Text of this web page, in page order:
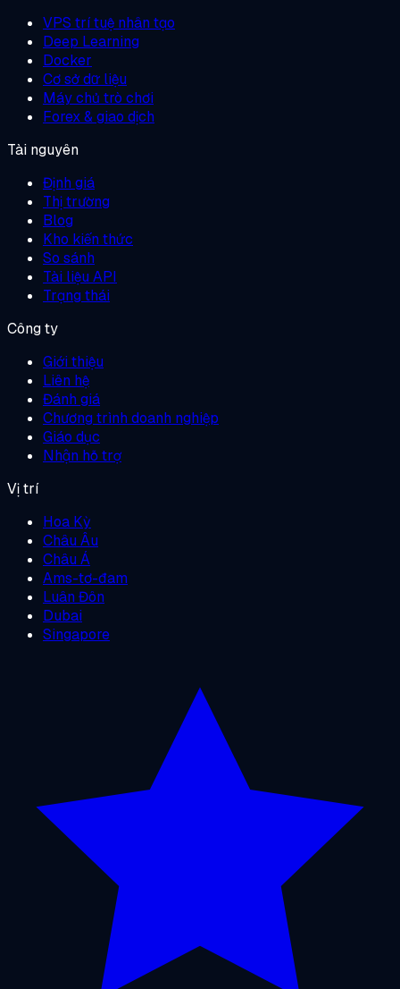
VPS trí tuệ nhân tạo
Deep Learning
Docker
Cơ sở dữ liệu
Máy chủ trò chơi
Forex & giao dịch
Tài nguyên
Định giá
Thị trường
Blog
Kho kiến thức
So sánh
Tài liệu API
Trạng thái
Công ty
Giới thiệu
Liên hệ
Đánh giá
Chương trình doanh nghiệp
Giáo dục
Nhận hỗ trợ
Vị trí
Hoa Kỳ
Châu Âu
Châu Á
Ams-tơ-đam
Luân Đôn
Dubai
Singapore